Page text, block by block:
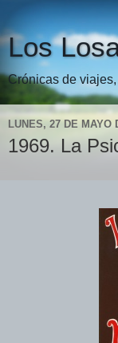
Los
Crónicas de
LUNES, 27 DE MAYO
1969. La